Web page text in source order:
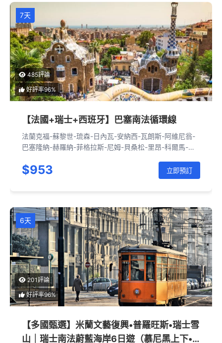
7天
485評論
好評率96%
【法國+瑞士+西班牙】巴塞南法循環線
法蘭克福-蘇黎世-琉森-日內瓦-安納西-瓦朗斯-阿維尼翁-
巴塞隆納-赫羅納-菲格拉斯-尼姆-貝桑松-里昂-科爾馬-法
$953 立即預訂
6天
201評論
好評率96%
【多國甄選】米蘭文藝復興•普羅旺斯•瑞士雪
山｜瑞士南法蔚藍海岸6日遊（慕尼黑上下•